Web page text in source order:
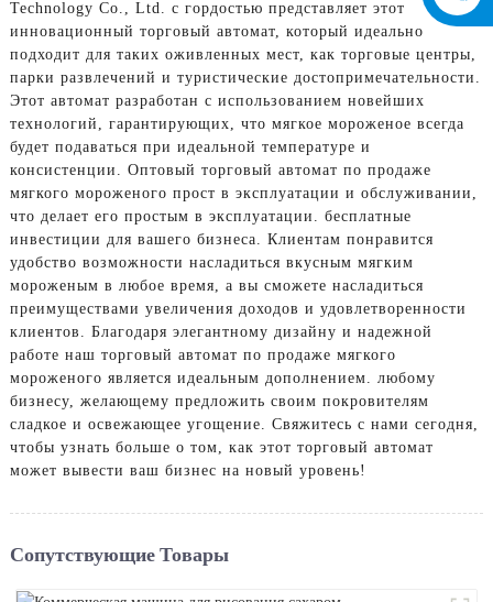
Technology Co., Ltd. с гордостью представляет этот
инновационный торговый автомат, который идеально
подходит для таких оживленных мест, как торговые центры,
парки развлечений и туристические достопримечательности.
Этот автомат разработан с использованием новейших
технологий, гарантирующих, что мягкое мороженое всегда
будет подаваться при идеальной температуре и
консистенции. Оптовый торговый автомат по продаже
мягкого мороженого прост в эксплуатации и обслуживании,
что делает его простым в эксплуатации. бесплатные
инвестиции для вашего бизнеса. Клиентам понравится
удобство возможности насладиться вкусным мягким
мороженым в любое время, а вы сможете насладиться
преимуществами увеличения доходов и удовлетворенности
клиентов. Благодаря элегантному дизайну и надежной
работе наш торговый автомат по продаже мягкого
мороженого является идеальным дополнением. любому
бизнесу, желающему предложить своим покровителям
сладкое и освежающее угощение. Свяжитесь с нами сегодня,
чтобы узнать больше о том, как этот торговый автомат
может вывести ваш бизнес на новый уровень!
Сопутствующие Товары